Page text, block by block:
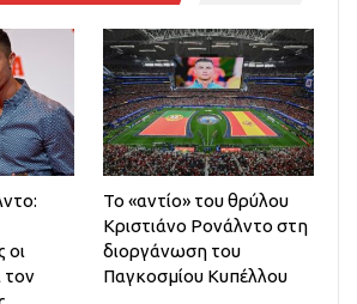
οι
τον
Το «αντίο» του θρύλου
Κριστιάνο Ρονάλντο στη
διοργάνωση του
Παγκοσμίου Κυπέλλου